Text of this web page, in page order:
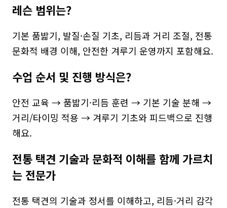
레슨 범위는?
기본 품밟기, 발질·손질 기초, 리듬과 거리 조절, 전통
문화적 배경 이해, 안전한 겨루기 운영까지 포함해요.
수업 순서 및 진행 방식은?
안전 교육 → 품밟기·리듬 훈련 → 기본 기술 분해 →
거리/타이밍 적용 → 겨루기 기초와 피드백으로 진행
해요.
전통 택견 기술과 문화적 이해를 함께 가르치
는 전문가
전통 택견의 기술과 정서를 이해하고, 리듬·거리 감각